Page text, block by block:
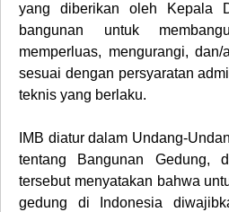
yang diberikan oleh Kepala
bangunan untuk
memperluas, mengurangi,
sesuai dengan persyaratan
teknis yang berlaku.
IMB diatur dalam Undang-
tentang Bangunan Gedung,
tersebut menyatakan bahwa
gedung di Indonesia